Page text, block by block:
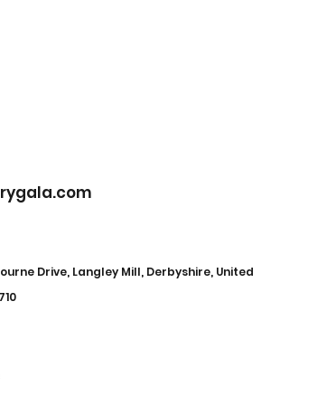
Drive, Langley Mill, Derbyshire, United